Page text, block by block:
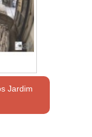
Jardim